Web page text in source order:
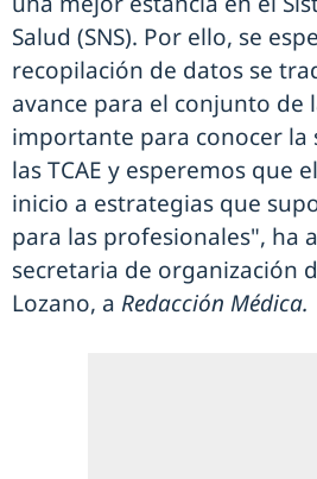
Salud (SNS). Por ello, se
recopilación de datos se
avance para el conjunto de
importante para conocer la
las TCAE y esperemos que
inicio a estrategias que
para las profesionales", ha
secretaria de organización
Lozano, a Redacción Médica.